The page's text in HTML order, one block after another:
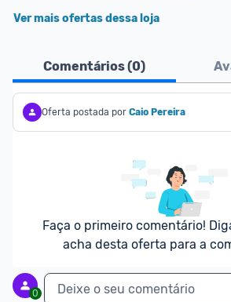
Ver mais ofertas dessa loja
Comentários (0)
Oferta postada por Caio Pereira
Faça o primeiro comentário!
acha desta oferta para a
0 Deixe o seu comentário